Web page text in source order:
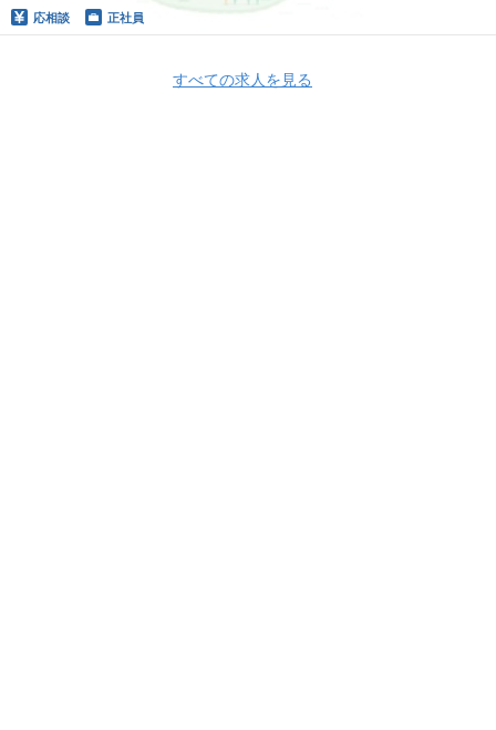
応相談 正社員
すべての求人を見る